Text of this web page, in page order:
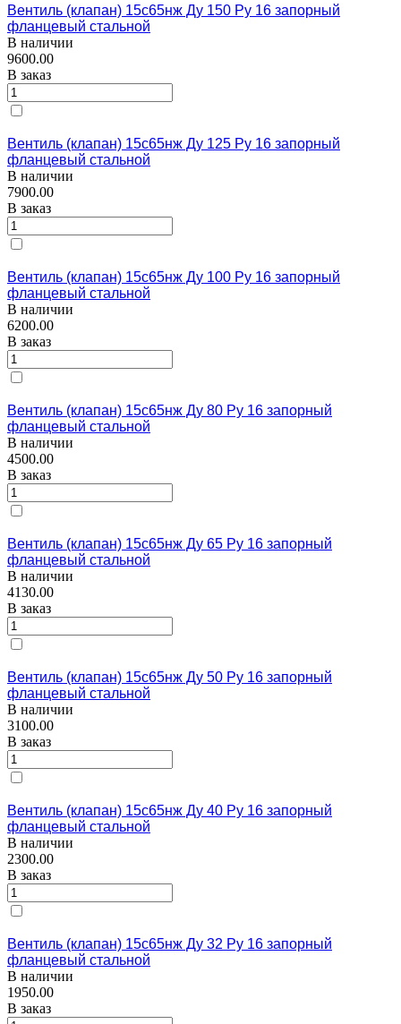
Вентиль (клапан) 15с65нж Ду 150 Ру 16 запорный
фланцевый стальной
В наличии
9600.00
В заказ
Вентиль (клапан) 15с65нж Ду 125 Ру 16 запорный
фланцевый стальной
В наличии
7900.00
В заказ
Вентиль (клапан) 15с65нж Ду 100 Ру 16 запорный
фланцевый стальной
В наличии
6200.00
В заказ
Вентиль (клапан) 15с65нж Ду 80 Ру 16 запорный
фланцевый стальной
В наличии
4500.00
В заказ
Вентиль (клапан) 15с65нж Ду 65 Ру 16 запорный
фланцевый стальной
В наличии
4130.00
В заказ
Вентиль (клапан) 15с65нж Ду 50 Ру 16 запорный
фланцевый стальной
В наличии
3100.00
В заказ
Вентиль (клапан) 15с65нж Ду 40 Ру 16 запорный
фланцевый стальной
В наличии
2300.00
В заказ
Вентиль (клапан) 15с65нж Ду 32 Ру 16 запорный
фланцевый стальной
В наличии
1950.00
В заказ